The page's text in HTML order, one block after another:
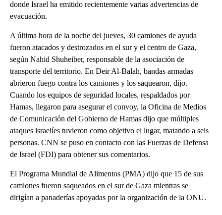
donde Israel ha emitido recientemente varias advertencias de
evacuación.
A última hora de la noche del jueves, 30 camiones de ayuda
fueron atacados y destrozados en el sur y el centro de Gaza,
según Nahid Shuheiber, responsable de la asociación de
transporte del territorio. En Deir Al-Balah, bandas armadas
abrieron fuego contra los camiones y los saquearon, dijo.
Cuando los equipos de seguridad locales, respaldados por
Hamas, llegaron para asegurar el convoy, la Oficina de Medios
de Comunicación del Gobierno de Hamas dijo que múltiples
ataques israelíes tuvieron como objetivo el lugar, matando a seis
personas. CNN se puso en contacto con las Fuerzas de Defensa
de Israel (FDI) para obtener sus comentarios.
El Programa Mundial de Alimentos (PMA) dijo que 15 de sus
camiones fueron saqueados en el sur de Gaza mientras se
dirigían a panaderías apoyadas por la organización de la ONU.